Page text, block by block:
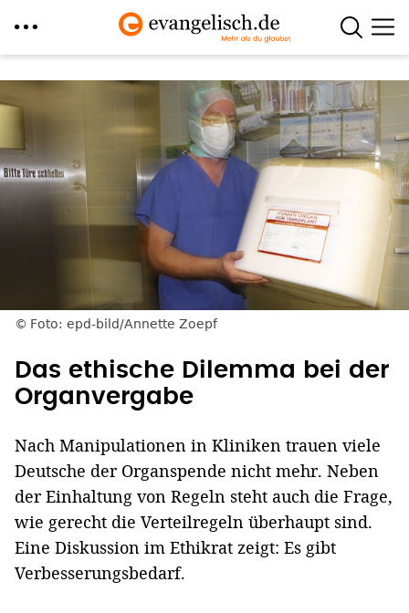
Inhalt
Foto: epd-bild/Annette Zoepf
Das ethische Dilemma bei der
Organvergabe
Nach Manipulationen in Kliniken trauen viele
Deutsche der Organspende nicht mehr. Neben
der Einhaltung von Regeln steht auch die Frage,
wie gerecht die Verteilregeln überhaupt sind.
Eine Diskussion im Ethikrat zeigt: Es gibt
Verbesserungsbedarf.